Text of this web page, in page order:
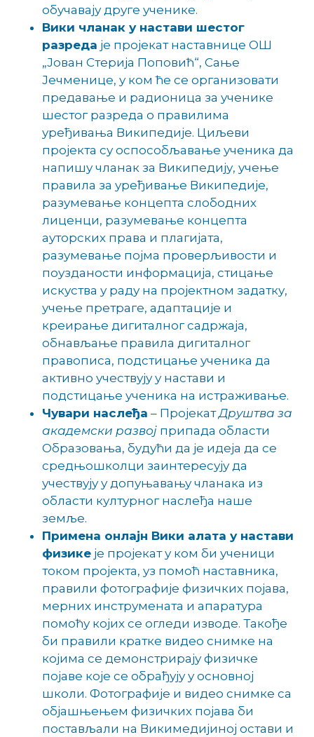
обучавају друге ученике.
Вики чланак у настави шестог
разреда је пројекат наставнице ОШ
„Јован Стерија Поповић“, Сање
Јечменице, у ком ће се организовати
предавање и радионица за ученике
шестог разреда о правилима
уређивања Википедије. Циљеви
пројекта су оспособљавање ученика да
напишу чланак за Википедију, учење
правила за уређивање Википедије,
разумевање концепта слободних
лиценци, разумевање концепта
ауторских права и плагијата,
разумевање појма проверљивости и
поузданости информација, стицање
искуства у раду на пројектном задатку,
учење претраге, адаптације и
креирање дигиталног садржаја,
обнављање правила дигиталног
правописа, подстицање ученика да
активно учествују у настави и
подстицање ученика на истраживање.
Чувари наслеђа – ПројекатДруштва за
академски развој припада области
Образовања, будући да је идеја да се
средњошколци заинтересују да
учествују у допуњавању чланака из
области културног наслеђа наше
земље.
Примена онлајн Вики алата у настави
физике је пројекат у ком би ученици
током пројекта, уз помоћ наставника,
правили фотографије физичких појава,
мерних инструмената и апаратура
помоћу којих се огледи изводе. Такође
би правили кратке видео снимке на
којима се демонстрирају физичке
појаве које се обрађују у основној
школи. Фотографије и видео снимке са
објашњењем физичких појава би
постављали на Викимедијиној остави и